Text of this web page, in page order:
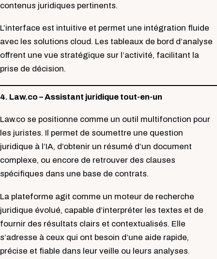
contenus juridiques pertinents.
L’interface est intuitive et permet une intégration fluide
avec les solutions cloud. Les tableaux de bord d’analyse
offrent une vue stratégique sur l’activité, facilitant la
prise de décision.
4. Law.co – Assistant juridique tout-en-un
Law.co se positionne comme un outil multifonction pour
les juristes. Il permet de soumettre une question
juridique à l’IA, d’obtenir un résumé d’un document
complexe, ou encore de retrouver des clauses
spécifiques dans une base de contrats.
La plateforme agit comme un moteur de recherche
juridique évolué, capable d’interpréter les textes et de
fournir des résultats clairs et contextualisés. Elle
s’adresse à ceux qui ont besoin d’une aide rapide,
précise et fiable dans leur veille ou leurs analyses.